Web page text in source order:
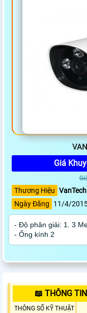
Giá
Thương Hiệu VanTech
Ngày Đăng
11/4/
- Độ phân giải: 1. 3
- Ống kính 2
📖 THÔNG
THÔNG SỐ KỸ THUẬT